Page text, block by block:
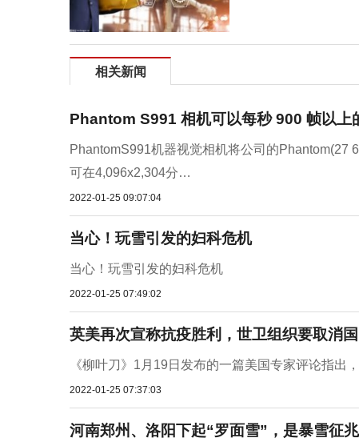
相关新闻
Phantom S991 相机可以每秒 900 帧以上
PhantomS991机器视觉相机将公司的Phantom(27
可在4,096x2,304分…
2022-01-25 09:07:04
当心！玩雪引发的妇科危机
当心！玩雪引发的妇科危机
2022-01-25 07:49:02
英美再次宣称抗疫胜利，世卫组织要取消
《柳叶刀》1月19日发布的一篇美国专家评论指出
2022-01-25 07:37:03
河南郑州、洛阳下起“罗面雪”，是暴雪征